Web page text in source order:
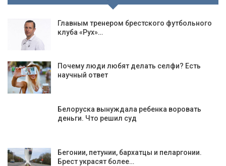
Главным тренером брестского футбольного
клуба «Рух»…
Почему люди любят делать селфи? Есть
научный ответ
Белоруска вынуждала ребенка воровать
деньги. Что решил суд
Бегонии, петунии, бархатцы и пеларгонии.
Брест украсят более…